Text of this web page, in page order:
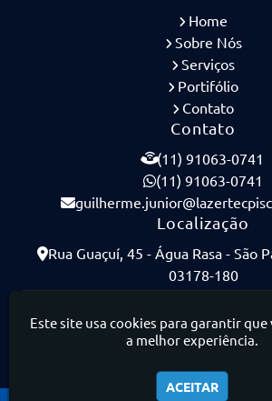
Home
Sobre Nós
Serviços
Portifólio
Contato
Contato
(11) 91063-0741
(11) 91063-0741
Localização
Rua Guaçuí, 45 - Água Rasa - São
03178-180
Este site usa cookies para garantir
a melhor experiência.
ACEITAR